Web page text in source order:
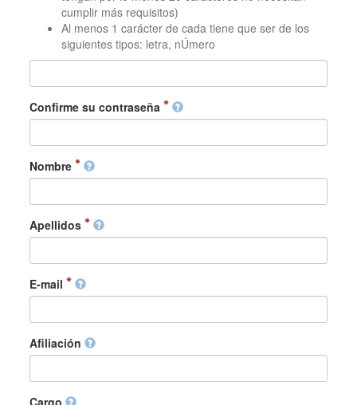
cumplir más requisitos)
Al menos 1 carácter de cada tiene que ser de los
siguientes tipos: letra, nÚmero
Confirme su contraseña
Nombre
Apellidos
E-mail
Afiliación
Cargo